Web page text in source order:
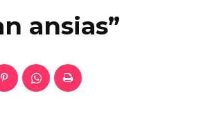
ansias”